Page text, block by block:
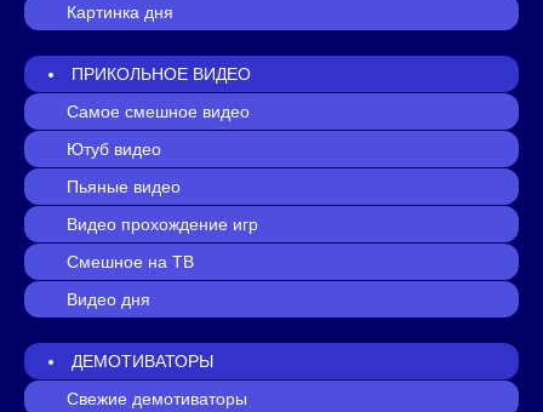
Картинка дня
ПРИКОЛЬНОЕ ВИДЕО
Самое смешное видео
Ютуб видео
Пьяные видео
Видео прохождение игр
Смешное на ТВ
Видео дня
ДЕМОТИВАТОРЫ
Свежие демотиваторы